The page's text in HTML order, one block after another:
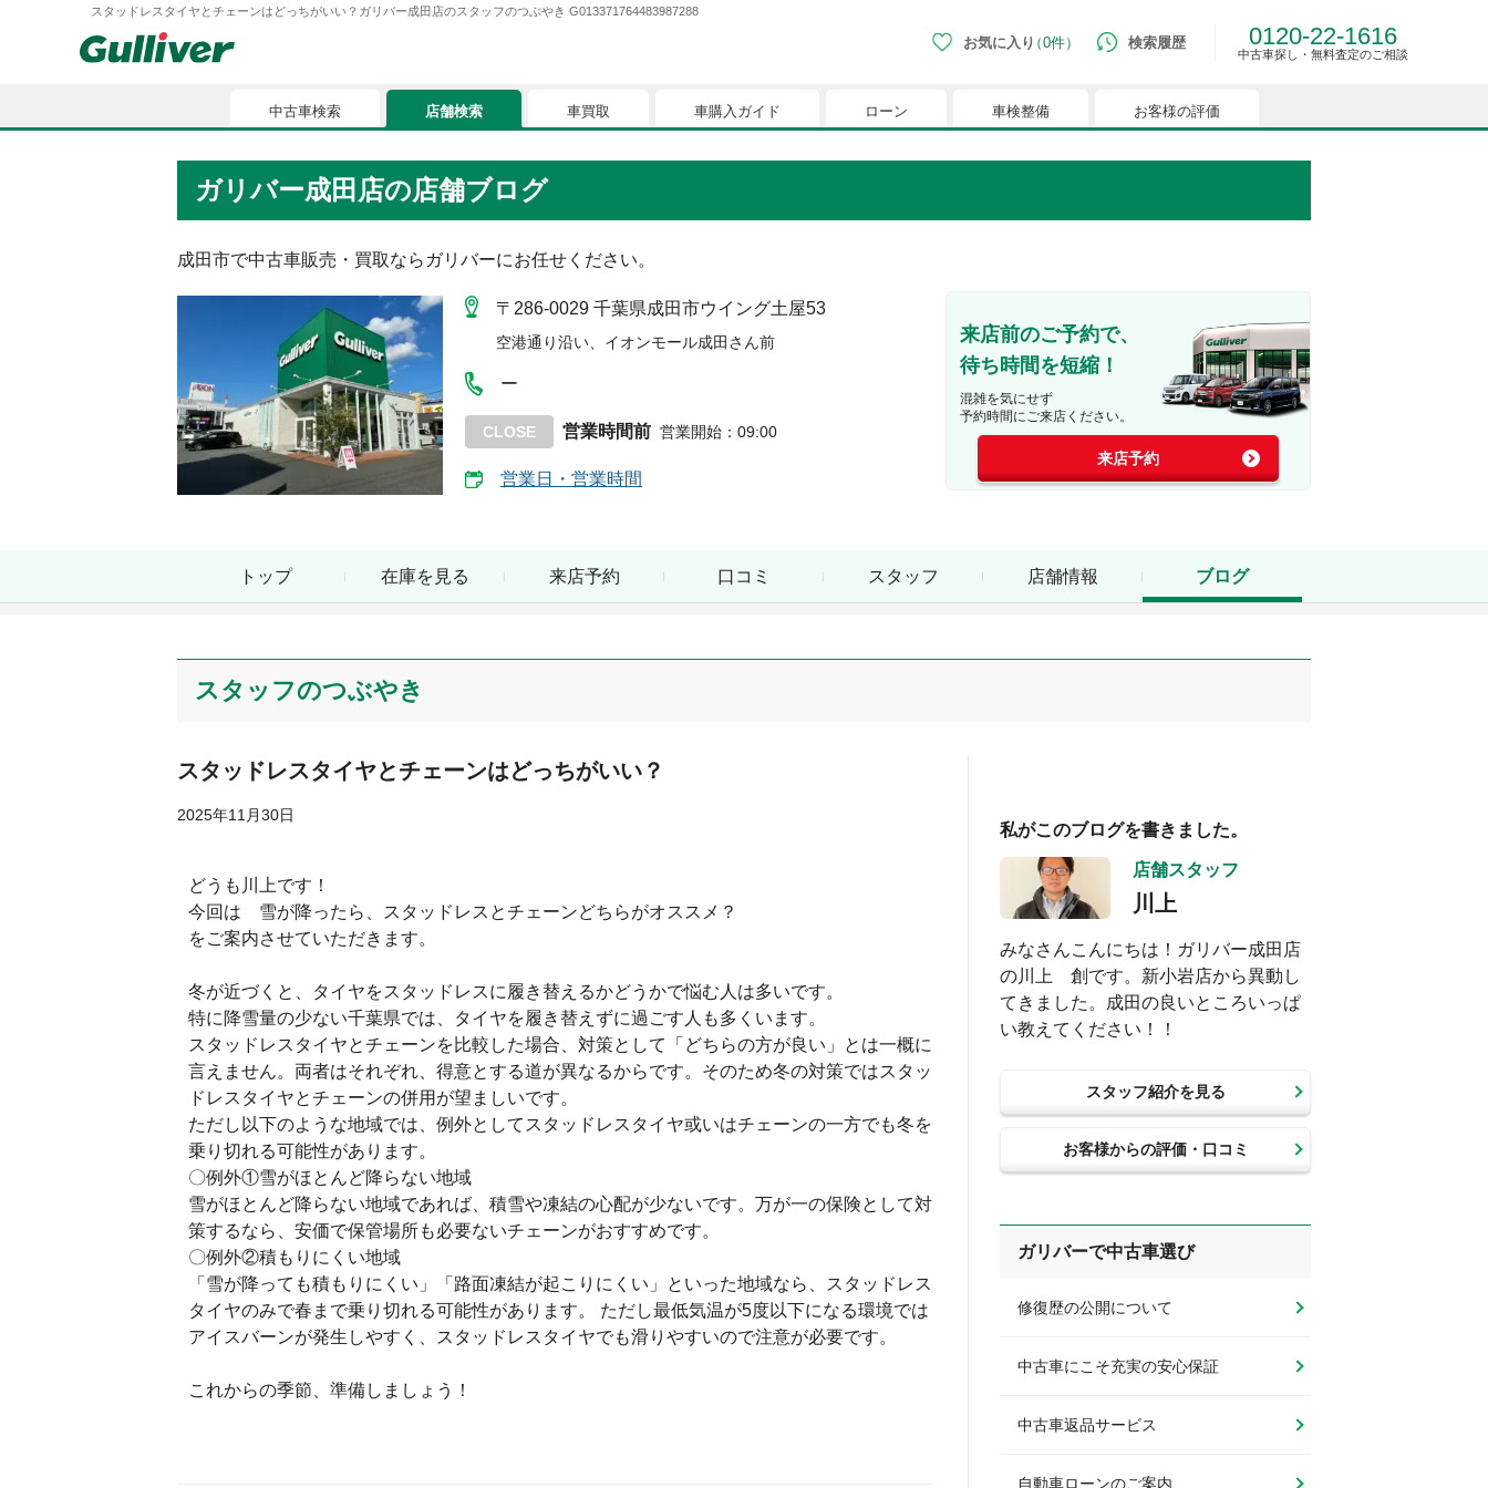
スタッドレスタイヤとチェーンはどっちがいい？ガリバー成田店のスタッフのつぶやき G013371764483987288
お気に入り 0件
中古車検索
車購入ガイド
ローン
お客様の評価
現在、お気に入りに登録されているおクルマはございません。
お気に入りに登録すると、あなただけのお気に入りのクルマリストでいつでも簡単に比較ができるようになります。
※「お気に入り」の登録を可能にするためにCookie機能を有効にしてください。
検索履歴 0120-22-1616
中古車探し・無料査定のご相談
中古車検索 店舗検索 車買取 車購入ガイド ローン 車検整備 お客様の評価
ガリバー成田店の店舗ブログ
成田市で中古車販売・買取ならガリバーにお任せください。
〒286-0029 千葉県成田市ウイング土屋53
空港通り沿い、イオンモール成田さん前
ー
CLOSE 営業時間前 営業開始 ： 09:00
営業日・営業時間
来店前のご予約で、
待ち時間を短縮！
混雑を気にせず
予約時間にご来店ください。
来店予約
トップ 在庫を見る 来店予約 口コミ スタッフ 店舗情報 ブログ
スタッフのつぶやき
スタッドレスタイヤとチェーンはどっちがいい？
2025年11月30日
どうも川上です！
今回は 雪が降ったら、スタッドレスとチェーンどちらがオススメ？
をご案内させていただきます。
冬が近づくと、タイヤをスタッドレスに履き替えるかどうかで悩む人は多いです。
特に降雪量の少ない千葉県では、タイヤを履き替えずに過ごす人も多くいます。
スタッドレスタイヤとチェーンを比較した場合、対策として「どちらの方が良い」とは一概に
言えません。両者はそれぞれ、得意とする道が異なるからです。そのため冬の対策ではスタッ
ドレスタイヤとチェーンの併用が望ましいです。
ただし以下のような地域では、例外としてスタッドレスタイヤ或いはチェーンの一方でも冬を
乗り切れる可能性があります。
〇例外①雪がほとんど降らない地域
雪がほとんど降らない地域であれば、積雪や凍結の心配が少ないです。万が一の保険として対
策するなら、安価で保管場所も必要ないチェーンがおすすめです。
〇例外②積もりにくい地域
「雪が降っても積もりにくい」「路面凍結が起こりにくい」といった地域なら、スタッドレス
タイヤのみで春まで乗り切れる可能性があります。 ただし最低気温が5度以下になる環境では
アイスバーンが発生しやすく、スタッドレスタイヤでも滑りやすいので注意が必要です。
これからの季節、準備しましょう！
私がこのブログを書きました。
店舗スタッフ
川上
みなさんこんにちは！ガリバー成田店
の川上 創です。新小岩店から異動し
てきました。成田の良いところいっぱ
い教えてください！！
スタッフ紹介を見る
お客様からの評価・口コミ
ガリバーで中古車選び
修復歴の公開について
中古車にこそ充実の安心保証
中古車返品サービス
自動車ローンのご案内